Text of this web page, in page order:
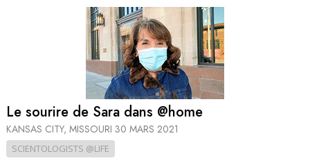
Le sourire de Sara dans @home
KANSAS CITY, MISSOURI 30 MARS 2021
SCIENTOLOGISTS @LIFE